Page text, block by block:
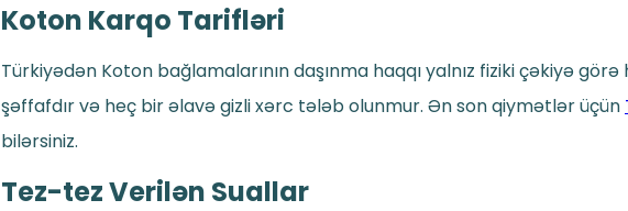
Koton Karqo Tarifləri
Türkiyədən Koton bağlamalarının daşınma haqqı yalnız fiziki çəkiyə
şəffafdır və heç bir əlavə gizli xərc tələb olunmur. Ən son qiymətlər üçün
bilərsiniz.
Tez-tez Verilən Suallar